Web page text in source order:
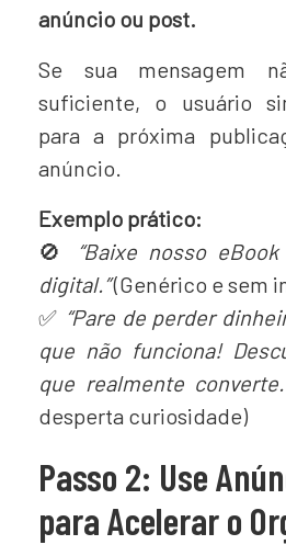
anúncio ou post.
Se sua mensagem
suficiente, o usuário
para a próxima
anúncio.
Exemplo prático:
🚫 “Baixe nosso
digital.”(Genérico e sem
✅ “Pare de perder
que não funciona!
que realmente
desperta curiosidade)
Passo 2: Use
para Acelerar o